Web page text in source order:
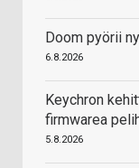
Doom pyörii
6.8.2026
Keychron
firmwarea
5.8.2026